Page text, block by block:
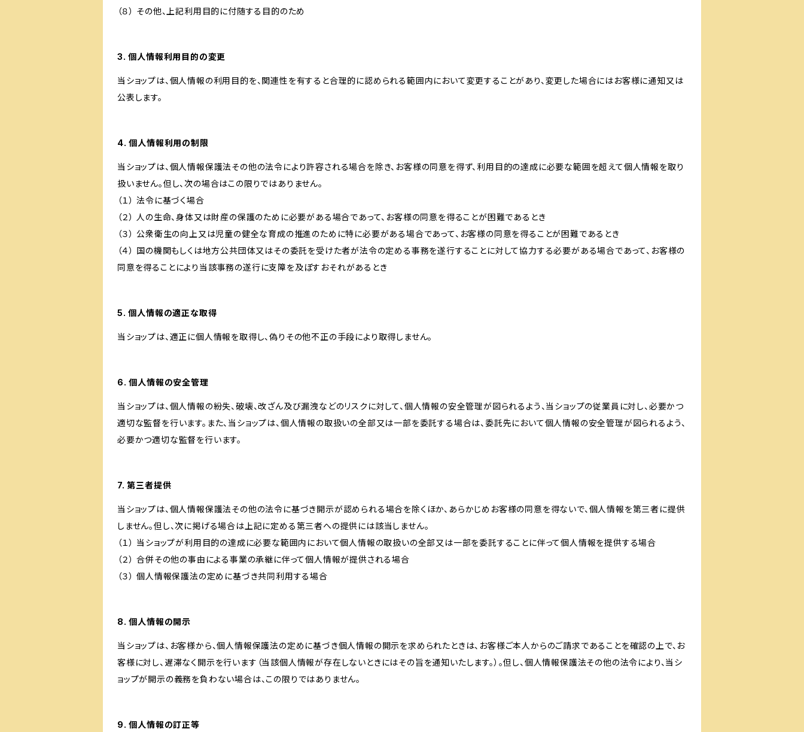
（８） その他、上記利用目的に付随する目的のため
3. 個人情報利用目的の変更
当ショップは、個人情報の利用目的を、関連性を有すると合理的に認められる範囲内において変更することがあり、変更した場合にはお客様に通知又は
公表します。
4. 個人情報利用の制限
当ショップは、個人情報保護法その他の法令により許容される場合を除き、お客様の同意を得ず、利用目的の達成に必要な範囲を超えて個人情報を取り
扱いません。但し、次の場合はこの限りではありません。
（１） 法令に基づく場合
（２） 人の生命、身体又は財産の保護のために必要がある場合であって、お客様の同意を得ることが困難であるとき
（３） 公衆衛生の向上又は児童の健全な育成の推進のために特に必要がある場合であって、お客様の同意を得ることが困難であるとき
（４） 国の機関もしくは地方公共団体又はその委託を受けた者が法令の定める事務を遂行することに対して協力する必要がある場合であって、お客様の
同意を得ることにより当該事務の遂行に支障を及ぼすおそれがあるとき
5. 個人情報の適正な取得
当ショップは、適正に個人情報を取得し、偽りその他不正の手段により取得しません。
6. 個人情報の安全管理
当ショップは、個人情報の紛失、破壊、改ざん及び漏洩などのリスクに対して、個人情報の安全管理が図られるよう、当ショップの従業員に対し、必要かつ
適切な監督を行います。また、当ショップは、個人情報の取扱いの全部又は一部を委託する場合は、委託先において個人情報の安全管理が図られるよう、
必要かつ適切な監督を行います。
7. 第三者提供
当ショップは、個人情報保護法その他の法令に基づき開示が認められる場合を除くほか、あらかじめお客様の同意を得ないで、個人情報を第三者に提供
しません。但し、次に掲げる場合は上記に定める第三者への提供には該当しません。
（１） 当ショップが利用目的の達成に必要な範囲内において個人情報の取扱いの全部又は一部を委託することに伴って個人情報を提供する場合
（２） 合併その他の事由による事業の承継に伴って個人情報が提供される場合
（３） 個人情報保護法の定めに基づき共同利用する場合
8. 個人情報の開示
当ショップは、お客様から、個人情報保護法の定めに基づき個人情報の開示を求められたときは、お客様ご本人からのご請求であることを確認の上で、お
客様に対し、遅滞なく開示を行います（当該個人情報が存在しないときにはその旨を通知いたします。）。但し、個人情報保護法その他の法令により、当シ
ョップが開示の義務を負わない場合は、この限りではありません。
9. 個人情報の訂正等